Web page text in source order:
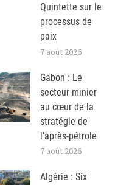
Quintette sur le
processus de
paix
7 août 2026
Gabon : Le
secteur minier
au cœur de la
stratégie de
l’après-pétrole
7 août 2026
Algérie : Six